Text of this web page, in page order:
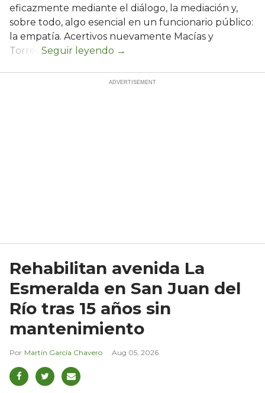
eficazmente mediante el diálogo, la mediación y,
sobre todo, algo esencial en un funcionario público:
la empatía. Acertivos nuevamente Macías y
Torres.
Rehabilitan avenida La
Esmeralda en San Juan del
Río tras 15 años sin
mantenimiento
Martín García Chavero Aug 05, 2026